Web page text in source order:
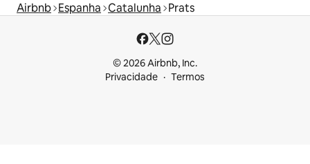
Airbnb Espanha Catalunha Prats
© 2026 Airbnb, Inc.
Privacidade
Termos